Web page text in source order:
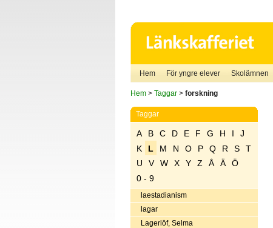
Hem För yngre elever Skolämnen
Hem> Taggar> forskning
Taggar
A B C D E F G H I
J
K
L M N O P Q R S
T
U
V W X Y Z Å Ä
Ö
0 - 9
laestadianism
lagar
Lagerlöf, Selma